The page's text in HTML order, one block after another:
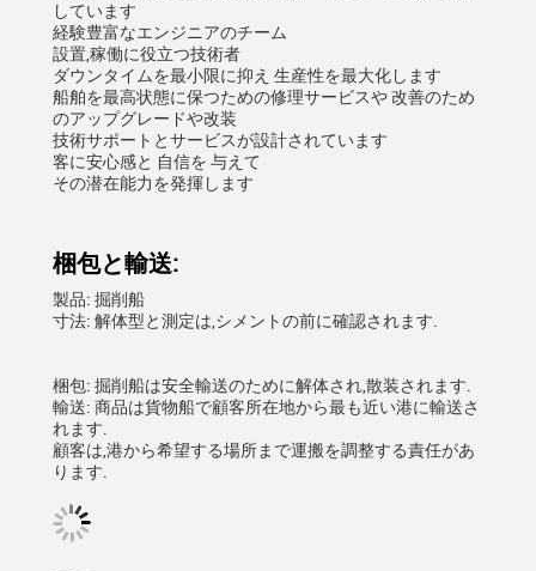
しています
経験豊富なエンジニアのチーム
設置,稼働に役立つ技術者
ダウンタイムを最小限に抑え 生産性を最大化します
船舶を最高状態に保つための修理サービスや 改善のため
のアップグレードや改装
技術サポートとサービスが設計されています
客に安心感と 自信を 与えて
その潜在能力を発揮します
梱包と輸送:
製品: 掘削船
寸法: 解体型と測定は,シメントの前に確認されます.
梱包: 掘削船は安全輸送のために解体され,散装されます.
輸送: 商品は貨物船で顧客所在地から最も近い港に輸送さ
れます.
顧客は,港から希望する場所まで運搬を調整する責任があ
ります.